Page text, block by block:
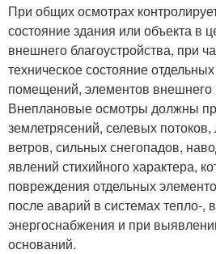
При общих осмотрах
состояние здания или объекта в
внешнего благоустройства, при
техническое состояние
помещений, элементов внешнего
Внеплановые осмотры должны
землетрясений, селевых
ветров, сильных снегопадов,
явлений стихийного характера,
повреждения отдельных
после аварий в системах тепло-,
энергоснабжения и при
оснований.